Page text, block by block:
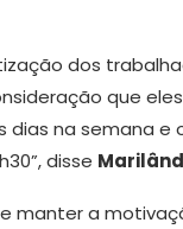
dos
que
na semana
disse
manter a